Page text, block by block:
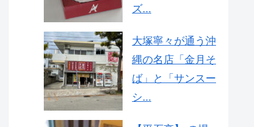
ズ...
大塚寧々が通う沖
縄の名店「金月そ
ば」と「サンスー
シ...